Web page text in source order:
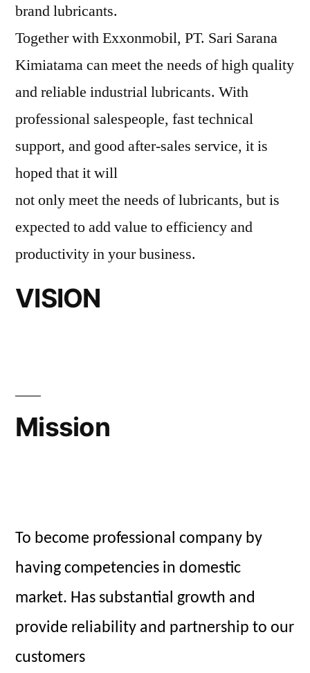
brand lubricants.
Together with Exxonmobil, PT. Sari Sarana
Kimiatama can meet the needs of high quality
and reliable industrial lubricants. With
professional salespeople, fast technical
support, and good after-sales service, it is
hoped that it will
not only meet the needs of lubricants, but is
expected to add value to efficiency and
productivity in your business.
VISION
Mission
To become professional company by
having competencies in domestic
market. Has substantial growth and
provide reliability and partnership to our
customers